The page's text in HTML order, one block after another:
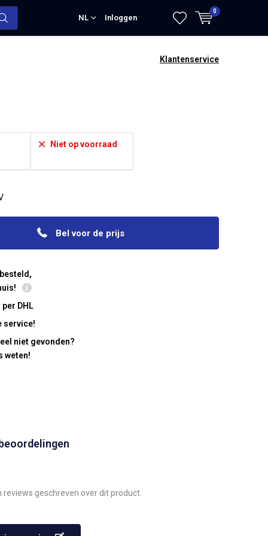
NL Inloggen
0
Klantenservice
Niet op voorraad
Bel voor de prijs
DHL
service!
niet gevonden?
weten!
reviews geschreven over dit product.